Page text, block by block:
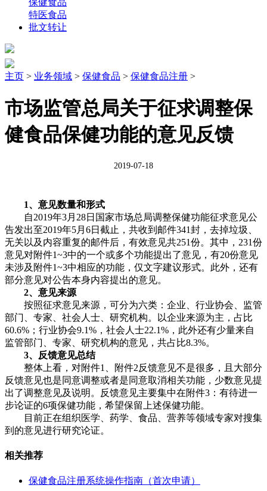
保健食品
特医食品
批文转让
主页 > 业务领域 > 保健食品 > 保健食品注册 >
市场监管总局关于征求调整保
健食品保健功能的意见反馈
2019-07-18
1、意见数量和形式
自2019年3月28日国家市场总局调整保健功能征求意见公
告发出至2019年5月6日截止，共收到邮件341封，去掉垃圾、
无关以及内容重复的邮件后，有效意见共251份。其中，231份
意见对附件1~3中的一个或多个功能提出了意见，有20份意见
未涉及附件1~3中相应的功能，仅文字建议形式。此外，还有
部分意见对公告本身内容提出的意见。
2、意见来源
按照征求意见来源，可分为六类：企业、行业协会、监管
部门、专家、社会人士、研究机构。以企业来源为主，占比
60.6%；行业协会9.1%，社会人士22.1%，此外还有少量来自
监管部门、专家、研究机构的意见，共占比8.3%。
3、反馈意见总结
整体上看，对附件1、附件2反馈意见不是很多，且大部分
反馈意见也是同意调整或者是同意取消相关功能，少数意见提
出了调整意见及说明。反馈意见主要集中在附件3：有待进一
步论证的6项保健功能，希望保留上述保健功能。
目前正在组织医学、药学、食品、营养等领域专家对搜集
到的意见进行研究论证。
相关推荐
保健食品注册系统操作指南（首次申请）